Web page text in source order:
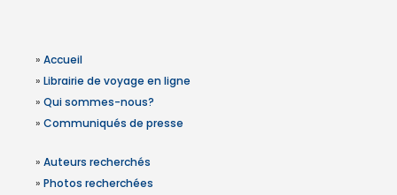
» Accueil
» Librairie de voyage en ligne
» Qui sommes-nous?
» Communiqués de presse
» Auteurs recherchés
» Photos recherchées